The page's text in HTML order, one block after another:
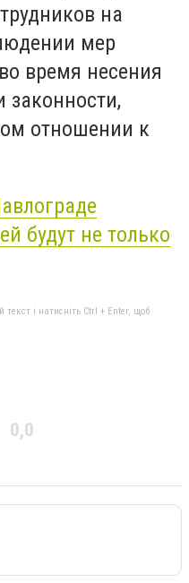
на
мер
время несения
отношении к
будут не только
і натисніть Ctrl + Enter, щоб
0,0